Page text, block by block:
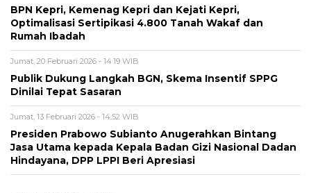
BPN Kepri, Kemenag Kepri dan Kejati Kepri,
Optimalisasi Sertipikasi 4.800 Tanah Wakaf dan
Rumah Ibadah
Jumat, 20 Februari 2026 - 14:19 WIB
Publik Dukung Langkah BGN, Skema Insentif SPPG
Dinilai Tepat Sasaran
Jumat, 13 Februari 2026 - 14:52 WIB
Presiden Prabowo Subianto Anugerahkan Bintang
Jasa Utama kepada Kepala Badan Gizi Nasional Dadan
Hindayana, DPP LPPI Beri Apresiasi